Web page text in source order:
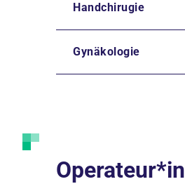
Handchirugie
Gynäkologie